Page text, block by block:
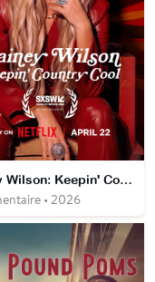
Lainey Wilson: Keepin' Country Cool
• 2026